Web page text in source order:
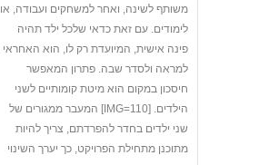
משותף לשינה, ואחר למשחקים ועבודה, או
לימודים. עם זאת כדאי שלכל ילד תהיה
פינה אישית, המיועדת רק לו, הוא האחראי
למראה ולסדר שבה. פתרון המאפשר
חיסכון במקום הוא מיטת קומותיים לשני
הילדים. [IMG=110] המעבר ממגורים של
שני ילדים בחדר להפרדתם, צריך להיות
מתוכנן מתחילת הפרויקט, כך יערך השינוי